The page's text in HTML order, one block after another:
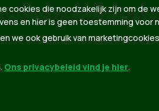
NationBuilder| Gebouwd door
cookies die noodzakelijk zijn om de
en hier is geen toestemming voor
we ook gebruik van
Ons privacybeleid vind je hier.